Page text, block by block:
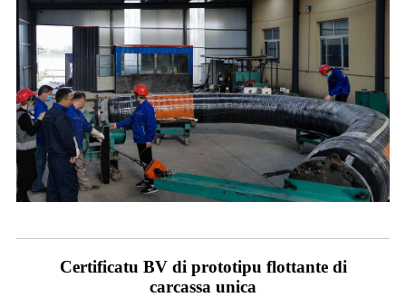
Certificatu BV di prototipu flottante di
carcassa unica